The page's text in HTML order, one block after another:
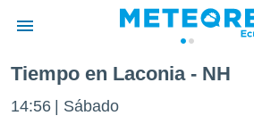
de
Tiempo en Laconia - NH
14:56 Sábado